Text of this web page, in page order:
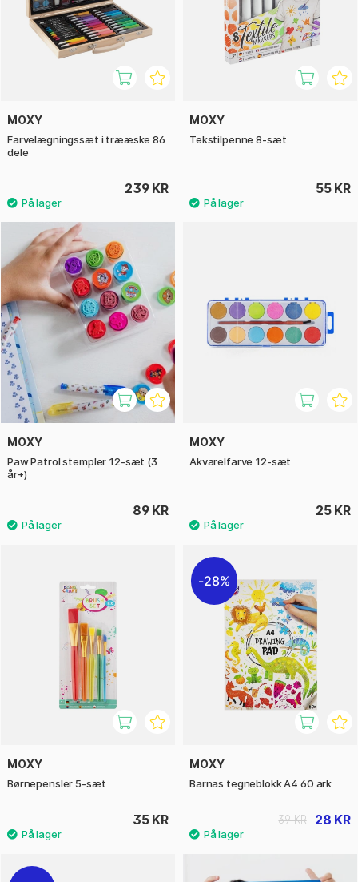
MOXY
Farvelægningssæt i trææske 86
dele
239 KR
MOXY
Tekstilpenne 8-sæt
55 KR
MOXY
Paw Patrol stempler 12-sæt (3
år+)
89 KR
MOXY
Akvarelfarve 12-sæt
25 KR
MOXY
Børnepensler 5-sæt
35 KR
28%
MOXY
Barnas tegneblokk A4 60 ark
28 KR
39 KR